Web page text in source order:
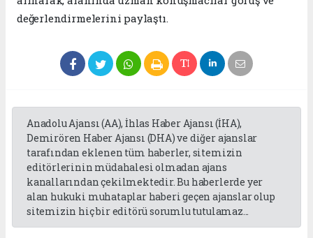
değerlendirmelerini paylaştı.
Anadolu Ajansı (AA), İhlas Haber Ajansı (İHA),
Demirören Haber Ajansı (DHA) ve diğer ajanslar
tarafından eklenen tüm haberler, sitemizin
editörlerinin müdahalesi olmadan ajans
kanallarından çekilmektedir. Bu haberlerde yer
alan hukuki muhataplar haberi geçen ajanslar olup
sitemizin hiç bir editörü sorumlu tutulamaz...